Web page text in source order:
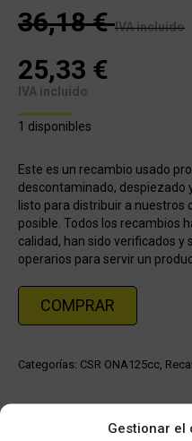
Gestionar el
36,18€ IVA incluido
25,33 €
IVA incluido
1 disponibles
Este es un recambio usado
descontaminado, despiezado
listo para distribuir a nuestros
posible. Todos los recambios
calidad, han sido verificados y
operarios para servir un
COMPRAR
Categorías: CSR ONA125cc